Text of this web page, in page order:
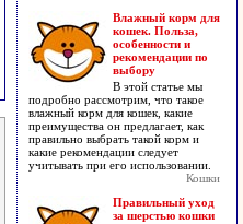
Влажный корм для
кошек. Польза,
особенности и
рекомендации по
выбору
В этой статье мы
подробно рассмотрим, что такое
влажный корм для кошек, какие
преимущества он предлагает, как
правильно выбрать такой корм и
какие рекомендации следует
учитывать при его использовании.
Кошки
Правильный уход
за шерстью кошки